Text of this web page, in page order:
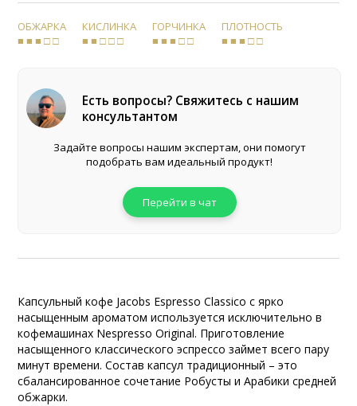
ОБЖАРКА
■ ■ ■ □ □
КИСЛИНКА
■ ■ □ □ □
ГОРЧИНКА
■ ■ ■ □ □
ПЛОТНОСТЬ
■ ■ ■ □ □
Есть вопросы? Свяжитесь с нашим
консультантом
Задайте вопросы нашим экспертам, они помогут
подобрать вам идеальный продукт!
Перейти в чат
Капсульный кофе Jacobs Espresso Classico с ярко
насыщенным ароматом используется исключительно в
кофемашинах Nespresso Original. Приготовление
насыщенного классического эспрессо займет всего пару
минут времени. Состав капсул традиционный – это
сбалансированное сочетание Робусты и Арабики средней
обжарки.